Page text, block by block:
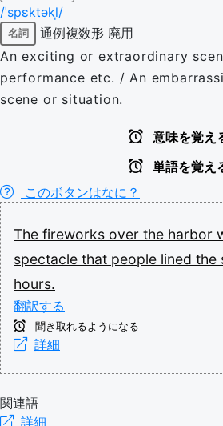
/ˈspɛktəkl̩/
名詞 通例複数形 廃用
An exciting or extraordinary
performance etc. / An
scene or situation.
意味を覚え
単語を覚え
このボタンはなに？
The fireworks over the harbor
spectacle that people lined the
hours.
翻訳する
聞き取れるようになる
詳細
関連語
詳細